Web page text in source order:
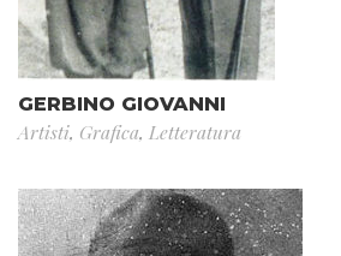
GERBINO GIOVANNI
Artisti, Grafica, Letteratura